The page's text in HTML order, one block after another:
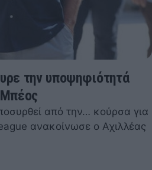
την υποψηφιότητά
από την… κούρσα για
ανακοίνωσε ο Αχιλλέας